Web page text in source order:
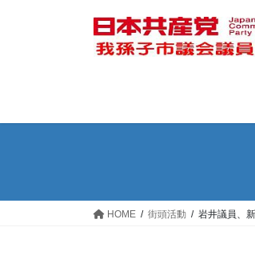
ス
ン
HOME 街頭活動 岩井議員、